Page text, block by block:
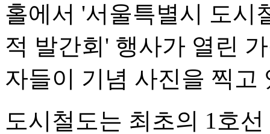
홀에서 '서울특별시 도시
적 발간회' 행사가 열린
자들이 기념 사진을 찍고
도시철도는 최초의 1호